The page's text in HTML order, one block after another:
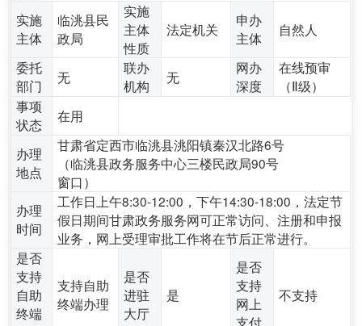
实施
主体
临洮县民
政局
实施
主体
性质
法定机关
申办
主体
自然人
委托
部门
无
联办
机构
无
网办
深度
在线预审
（Ⅱ级）
事项
状态
在用
办理
地点
甘肃省定西市临洮县洮阳镇秦汉北路6号
（临洮县政务服务中心三楼民政局90号
窗口）
办理
时间
工作日上午8:30-12:00，下午14:30-18:00，法定节
假日期间甘肃政务服务网可正常访问、注册和申报
业务，网上受理审批工作将在节后正常进行。
是否
支持
自助
终端
支持自助
终端办理
是否
进驻
大厅
是
是否
支持
网上
支付
不支持